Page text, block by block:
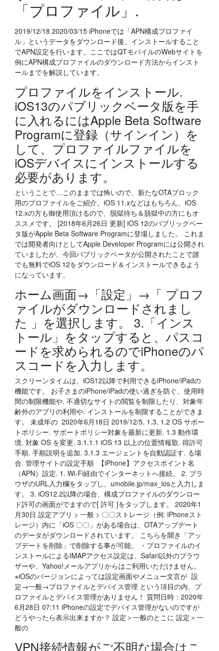
「プロファイル」.
2019/12/18 2020/03/15 iPhoneでは「APN構成プロファイ
ル」というデータをダウンロード後、インストールすること
でAPN設定を行います。ここではQTモバイルのWebサイトを
例にAPN構成プロファイルのダウンロード方法からインスト
ールまでを解説しています。
プロファイルをインストール.
iOS13のパブリックベータ版を手
に入れるにはApple Beta Software
Programに登録（サインイン）を
して、プロファイルファイルを
iOSデバイスにインストールする
必要があります。
ということで…このままでは怖いので、新たなOTAブロック
用のプロファイルをご紹介。iOS 11.xなどはもちろん、iOS
12.xの方も御使用頂けるので、脱獄待ち＆脱獄中の方にもオ
ススメです。 [2018年6月26日 更新] iOS 12のパブリックベー
タ版がApple Beta Software Programに登場しました。 これま
では開発者向けとしてApple Developer Programには公開され
ていましたが、今回パブリックベータが公開されたことで誰
でも無料でiOS 12をダウンロード＆インストールできるよう
になっています。
ホーム画面→「設定」→「 プロフ
ァイルがダウンロードされまし
た 」を選択します。 3.「インス
トール」をタップすると、パスコ
ードを求められるのでiPhoneのパ
スコードを入力します。
スクリーンタイムは、iOS12以降で利用できるiPhone/iPadの
機能です。 お子さまのiPhone/iPadの使い過ぎを防ぐ、使用時
間の制限機能や. 不適切なサイトの閲覧を制限したり、対象年
齢外のアプリの利用や. インストールを制限することができま
す。 未成年の 2020年6月18日 2019/12/5. 1.3. 1.2 OS サポー
トポリシー. サポートポリシー対象を最新に更新. 1.3 動作環
境. 対象 OS を変更. 3.1.1.1 iOS 13 以上の位置情報取. 得許可
手順. 手順説明を追加. 3.1.3 エージェントを自動認証す. る場
合. 管理サイトの設定手順 【iPhone】アクセスポイント名
（APN）設定. 1. Wi-Fi経由でインターネットへ接続。 2. ブラ
ウザのURL入力欄をタップし、umobile.jp/max_iosと入力しま
す。 3. iOS12.2以降の場合、構成プロファイルのダウンロー
ド許可の画面がでますので[ 許可 ]をタップします。 2020年1
月30日 設定アプリ > 一般 > 〇〇ストレージ（例: iPhoneスト
レージ）内に「iOS 〇〇」がある場合は、OTAアップデート
のデータがダウンロードされています。 こちらを開き「アッ
プデートを削除」で削除する事が可能。 ・プロファイルのイ
ンストールによるIMAPアクセス設定は、Safari以外のブラウ
ザーや、Yahoo!メールアプリからはご利用いただけません。
※iOSのバージョンによっては設定画面やメニュー文言が 設
定→一般→プロファイルとデバイス管理 という項目の内、プ
ロファイルとデバイス管理がありません！ 質問日時：2020年
6月28日 07:11 iPhoneの設定でデバイス管理がないのですが
どうやったら表示出来ますか？ 設定＞一般のとこに 設定＞一
般の
VPN接続情報がご不明な場合はこ